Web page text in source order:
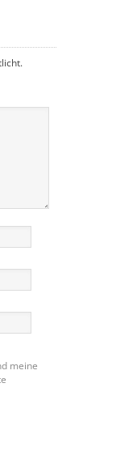
meine